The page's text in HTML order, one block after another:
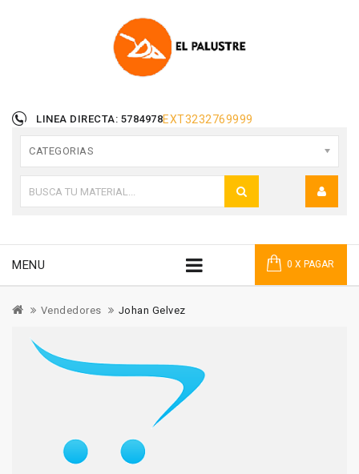
LINEA DIRECTA: 5784978EXT3232769999
CATEGORIAS
0 X PAGAR
MENU
Vendedores Johan Gelvez